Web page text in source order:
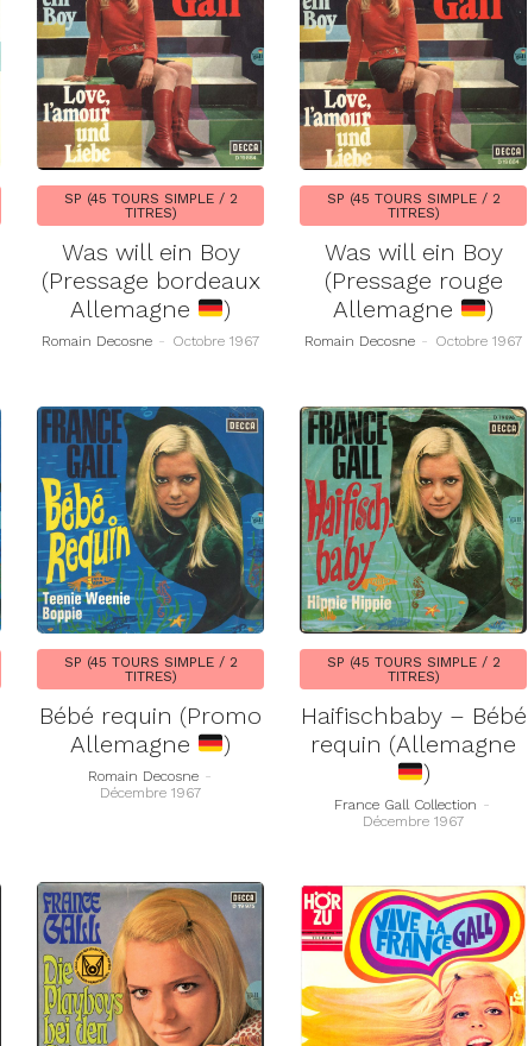
SP (45 TOURS SIMPLE / 2
TITRES)
Was will ein Boy
(Pressage bordeaux
Allemagne
)
Romain Decosne - Octobre 1967
SP (45 TOURS SIMPLE / 2
TITRES)
Was will ein Boy
(Pressage rouge
Allemagne
)
Romain Decosne - Octobre 1967
SP (45 TOURS SIMPLE / 2
TITRES)
Bébé requin (Promo
Allemagne
)
Romain Decosne -
Décembre 1967
SP (45 TOURS SIMPLE / 2
TITRES)
Haifischbaby – Bébé
requin (Allemagne
)
France Gall Collection -
Décembre 1967